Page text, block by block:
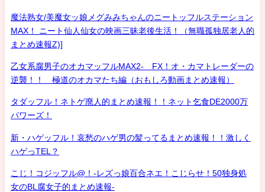
魔法熟女/美魔女ッ娘メグみみちゃんのニートッフルステーション
MAX！ ニート仙人仙女の映画三昧老後生活！（無職孤独居老人的
まとめ速報Z)]
乙女系腐男子のオカマッフルMAX2- FX！オ・カマトレーダーの
逆襲！！ 極道のオカマたち編（おもしろ動画まとめ速報）
タダッフル！ネトゲ廃人的まとめ速報！！ネット乞食DE2000万
パワーズ！
新・ハゲッフル！哀愁のハゲ男の髪ってるまとめ速報！！激しく
ハゲっTEL？
こじ！コジッフル@！-レズっ娘百合ネエ！こじらせ！50独身処
女のBL腐女子的まとめ速報-